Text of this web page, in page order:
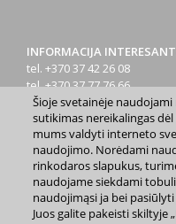
INFORMACIJA
tel. +370 37 42 26 08
tel. +370 37 77 76 66
tel. +370 660 07000
el. p.info@kaunas.lt
Šioje svetainėje
sutikimas nereikalingas
mums valdyti interneto
naudojimo. Norėdami
rinkodaros slapukus,
naudojame siekdami
naudojimąsi ja bei
Juos galite pakeisti skiltyje